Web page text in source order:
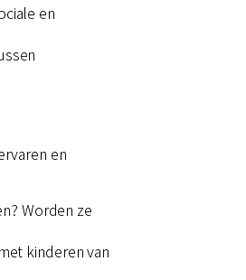
en
en
Worden ze
kinderen van